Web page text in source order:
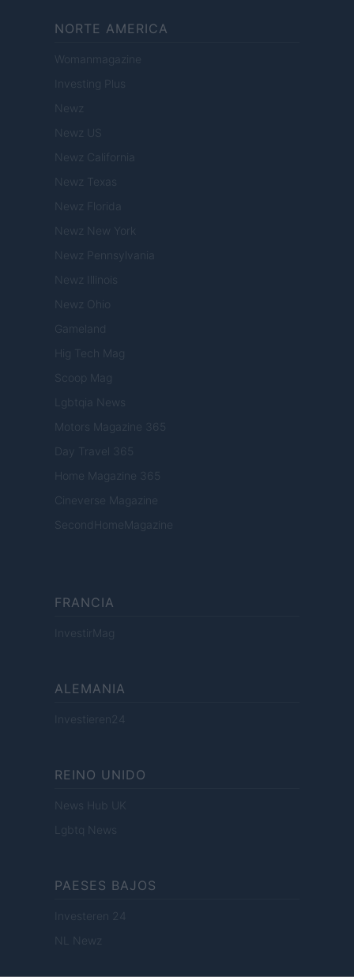
NORTE AMERICA
Womanmagazine
Investing Plus
Newz
Newz US
Newz California
Newz Texas
Newz Florida
Newz New York
Newz Pennsylvania
Newz Illinois
Newz Ohio
Gameland
Hig Tech Mag
Scoop Mag
Lgbtqia News
Motors Magazine 365
Day Travel 365
Home Magazine 365
Cineverse Magazine
SecondHomeMagazine
FRANCIA
InvestirMag
ALEMANIA
Investieren24
REINO UNIDO
News Hub UK
Lgbtq News
PAESES BAJOS
Investeren 24
NL Newz